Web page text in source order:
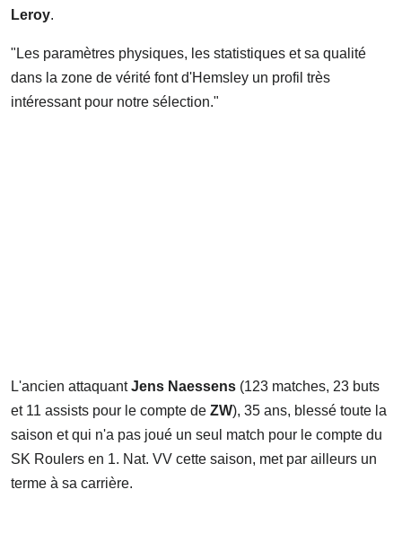
Leroy.
"Les paramètres physiques, les statistiques et sa qualité
dans la zone de vérité font d'Hemsley un profil très
intéressant pour notre sélection."
L'ancien attaquantJens Naessens (123 matches, 23 buts
et 11 assists pour le compte de ZW), 35 ans, blessé toute la
saison et qui n'a pas joué un seul match pour le compte du
SK Roulers en 1. Nat. VV cette saison, met par ailleurs un
terme à sa carrière.